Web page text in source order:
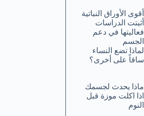
أقوى الأوراق النباتية
أثبتت الدراسات
فعاليتها في دعم
الجسم
لماذا تضع النساء
ساقاً على أخرى؟
ماذا يحدث لجسمك
اذا اكلت موزة قبل
النوم